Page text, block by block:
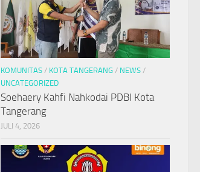
KOMUNITAS / KOTA TANGERANG / NEWS /
UNCATEGORIZED
Soehaery Kahfi Nahkodai PDBI Kota
Tangerang
JULI 4, 2026